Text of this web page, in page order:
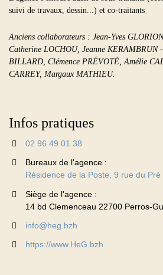
suivi de travaux, dessin...) et co-traitants
Anciens collaborateurs : Jean-Yves
Catherine LOCHOU, Jeanne KERAMBRUN
BILLARD, Clémence PRÉVOTÉ, Amélie
CARREY, Margaux MATHIEU.
Infos pratiques
02 96 49 01 38
Bureaux de l'agence :
Résidence de la Poste, 9 rue du
Siège de l'agence :
14 bd Clemenceau 22700 Perros-
info@heg.bzh
https://www.HeG.bzh